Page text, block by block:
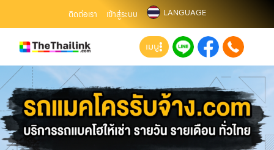
ติดต่อเรา เข้าสู่ระบบ LANGUAGE
เมนู